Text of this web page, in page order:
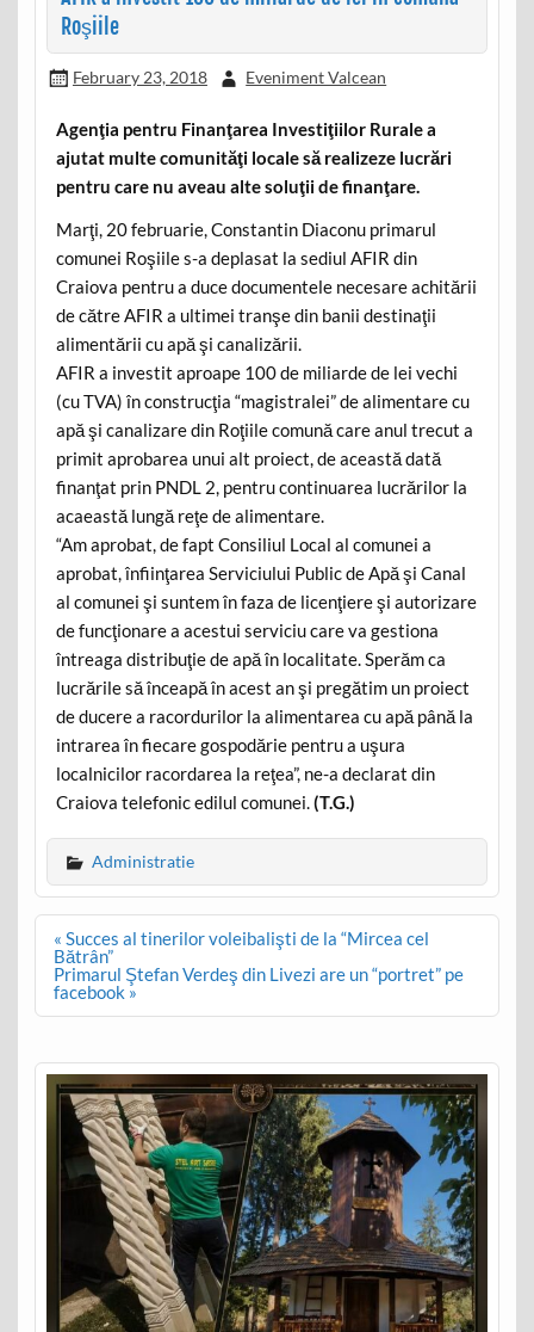
Roşiile
February 23, 2018 Eveniment Valcean
Agenţia pentru Finanţarea Investiţiilor Rurale a
ajutat multe comunităţi locale să realizeze lucrări
pentru care nu aveau alte soluţii de finanţare.
Marţi, 20 februarie, Constantin Diaconu primarul
comunei Roşiile s-a deplasat la sediul AFIR din
Craiova pentru a duce documentele necesare achitării
de către AFIR a ultimei tranşe din banii destinaţii
alimentării cu apă şi canalizării.
AFIR a investit aproape 100 de miliarde de lei vechi
(cu TVA) în construcţia “magistralei” de alimentare cu
apă şi canalizare din Roţiile comună care anul trecut a
primit aprobarea unui alt proiect, de această dată
finanţat prin PNDL 2, pentru continuarea lucrărilor la
acaeastă lungă reţe de alimentare.
“Am aprobat, de fapt Consiliul Local al comunei a
aprobat, înfiinţarea Serviciului Public de Apă şi Canal
al comunei şi suntem în faza de licenţiere şi autorizare
de funcţionare a acestui serviciu care va gestiona
întreaga distribuţie de apă în localitate. Sperăm ca
lucrările să înceapă în acest an şi pregătim un proiect
de ducere a racordurilor la alimentarea cu apă până la
intrarea în fiecare gospodărie pentru a uşura
localnicilor racordarea la reţea”, ne-a declarat din
Craiova telefonic edilul comunei. (T.G.)
Administratie
Post
navigation
« Succes al tinerilor voleibalişti de la “Mircea cel
Bătrân”
Primarul Ştefan Verdeş din Livezi are un “portret” pe
facebook »